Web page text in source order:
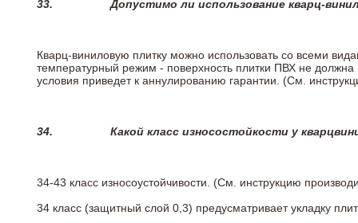
33.Допустимо ли использование кварц-
Кварц-виниловую плитку можно использовать со всеми
температурный режим - поверхность плитки ПВХ не
условия приведет к аннулированию гарантии. (См.
34. Какой класс износостойкости у
34-43 класс износоустойчивости. (См. инструкцию
34 класс (защитный слой 0,3) предусматривает укладку